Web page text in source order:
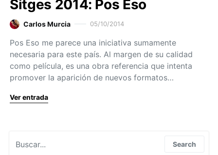
Sitges 2014: Pos Eso
Carlos Murcia 05/10/2014
Pos Eso me parece una iniciativa sumamente
necesaria para este país. Al margen de su calidad
como película, es una obra referencia que intenta
promover la aparición de nuevos formatos…
Ver entrada
Search